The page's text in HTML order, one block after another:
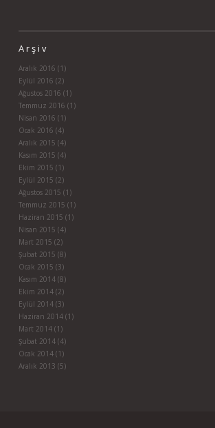
Arşiv
Aralık 2016 (1)
Eylül 2016 (2)
Ağustos 2016 (1)
Temmuz 2016 (1)
Nisan 2016 (1)
Ocak 2016 (4)
Aralık 2015 (4)
Kasım 2015 (4)
Ekim 2015 (1)
Eylül 2015 (2)
Ağustos 2015 (1)
Temmuz 2015 (1)
Haziran 2015 (1)
Nisan 2015 (4)
Mart 2015 (2)
Şubat 2015 (8)
Ocak 2015 (3)
Kasım 2014(8)
Ekim 2014(2)
Eylül 2014(3)
Haziran 2014(1)
Mart 2014(1)
Şubat 2014(4)
Ocak 2014(1)
Aralık 2013 (5)